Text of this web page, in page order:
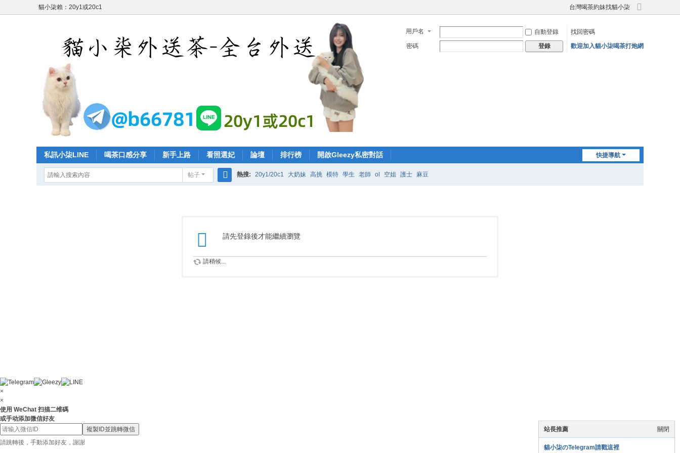
貓小柒賴：20y1或20c1 台灣喝茶約妹找貓小柒
切
寬
用戶名 自動登錄
找回密碼
密碼
登錄 歡迎加入貓小柒喝茶打炮網
快捷導航
私訊小柒LINE 喝茶口感分享 新手上路 看照選妃 論壇 排行榜 開啟Gleezy私密對話
帖子 熱搜: 20y1/20c1 大奶妹 高挑 模特 學生 老師 ol 空姐 護士 麻豆
請先登錄後才能繼續瀏覽
請稍候...
關閉
站長推薦
貓小柒のTelegram請戳這裡
×
×
使用 WeChat 扫描二维碼
或手动添加微信好友
複製ID並跳轉微信
請跳轉後，手動添加好友，謝謝